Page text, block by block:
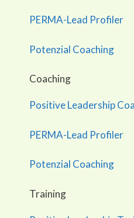
PERMA-Lead Profiler
Potenzial Coaching
Coaching
Positive Leadership
PERMA-Lead Profiler
Potenzial Coaching
Training